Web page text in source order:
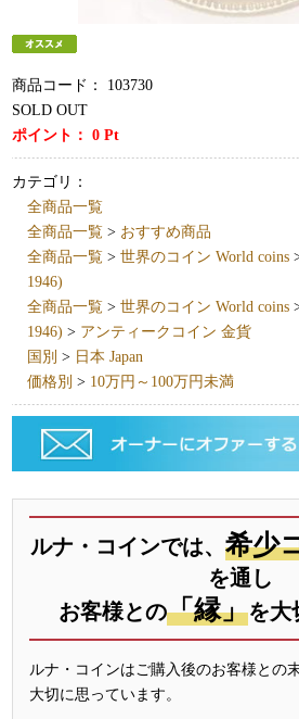
商品コード：
103730
SOLD OUT
ポイント：0 Pt
カテゴリ：
全商品一覧
全商品一覧 > おすすめ商品
全商品一覧 >世界のコイン World coins
1946)
全商品一覧 >世界のコイン World coins
1946) > アンティークコイン 金貨
国別 > 日本 Japan
価格別 > 10万円～100万円未満
ルナ・コインでは、 希少
を通し
お客様との「縁」を大
ルナ・コインはご購入後のお客様との
大切に思っています。